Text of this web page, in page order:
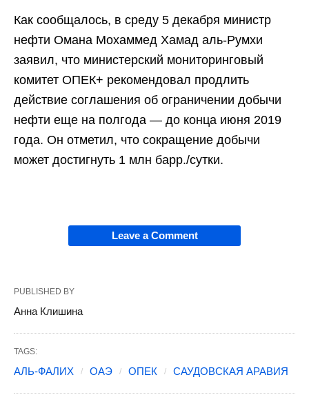
Как сообщалось, в среду 5 декабря министр
нефти Омана Мохаммед Хамад аль-Румхи
заявил, что министерский мониторинговый
комитет ОПЕК+ рекомендовал продлить
действие соглашения об ограничении добычи
нефти еще на полгода — до конца июня 2019
года. Он отметил, что сокращение добычи
может достигнуть 1 млн барр./сутки.
Leave a Comment
PUBLISHED BY
Анна Клишина
TAGS:
АЛЬ-ФАЛИХ ОАЭ ОПЕК САУДОВСКАЯ АРАВИЯ